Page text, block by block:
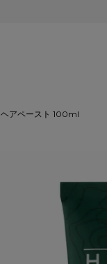
ヘアペースト 100ml